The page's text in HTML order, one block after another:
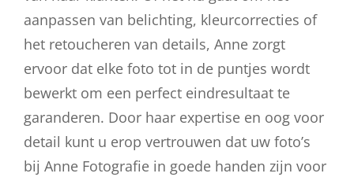
aanpassen van belichting, kleurcorrecties of
het retoucheren van details, Anne zorgt
ervoor dat elke foto tot in de puntjes wordt
bewerkt om een perfect eindresultaat te
garanderen. Door haar expertise en oog voor
detail kunt u erop vertrouwen dat uw foto’s
bij Anne Fotografie in goede handen zijn voor